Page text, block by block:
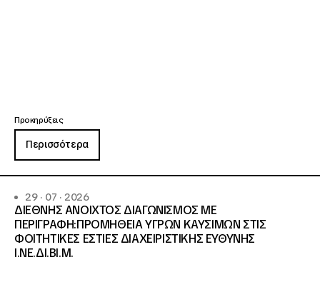
Προκηρύξεις
Περισσότερα
29 · 07 · 2026
ΔΙΕΘΝΗΣ ΑΝΟΙΧΤΟΣ ΔΙΑΓΩΝΙΣΜΟΣ ΜΕ
ΠΕΡΙΓΡΑΦΗ:ΠΡΟΜΗΘΕΙΑ ΥΓΡΩΝ ΚΑΥΣΙΜΩΝ ΣΤΙΣ
ΦΟΙΤΗΤΙΚΕΣ ΕΣΤΙΕΣ ΔΙΑΧΕΙΡΙΣΤΙΚΗΣ ΕΥΘΥΝΗΣ
Ι.ΝΕ.ΔΙ.ΒΙ.Μ.